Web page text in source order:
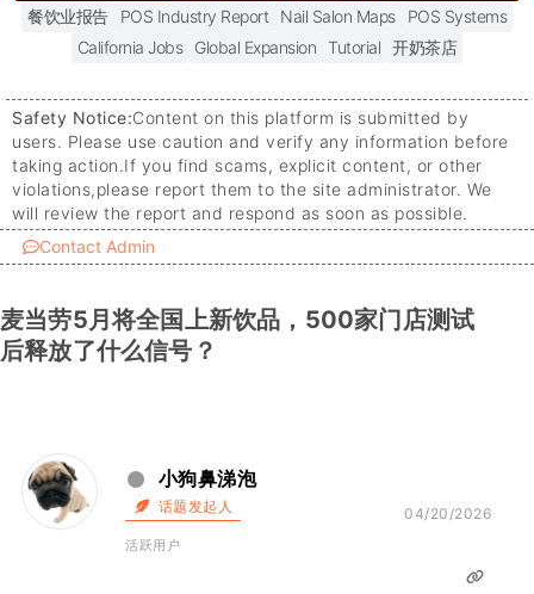
餐饮业报告 POS Industry Report Nail Salon Maps
POS Systems
California Jobs
Global Expansion Tutorial 开奶茶店
Safety Notice:Content on this platform is submitted by
users. Please use caution and verify any information before
taking action.If you find scams, explicit content, or other
violations,please report them to the site administrator. We
will review the report and respond as soon as possible.
Contact Admin
麦当劳5月将全国上新饮品，500家门店测试
后释放了什么信号？
小狗鼻涕泡
话题发起人 04/20/2026
活跃用户